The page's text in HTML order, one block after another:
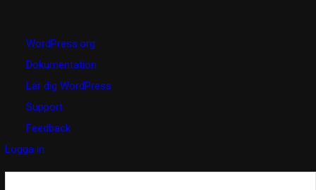
WordPress
WordPress.org
Dokumentation
Lär dig WordPress
Support
Feedback
Logga in